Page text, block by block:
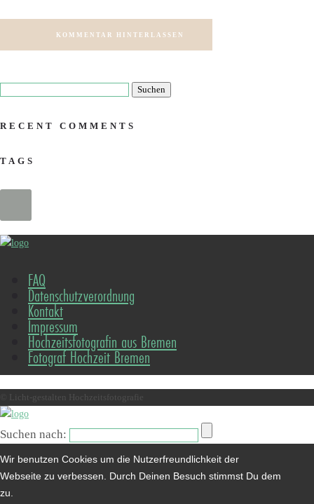
KOMMENTAR HINTERLASSEN
RECENT COMMENTS
TAGS
FAQ
Datenschutzverordnung
Kontakt
Impressum
Hochzeitsfotografin aus Bremen
Fotograf Hochzeit Bremen
© Licht-gestalten Hochzeitsfotografie
Suchen nach:
Wir benutzen Cookies um die Nutzerfreundlichkeit der
Webseite zu verbessen. Durch Deinen Besuch stimmst Du dem
zu.